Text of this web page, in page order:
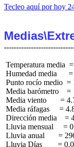
Tecleo aquí por hoy
Temperatura media
Humedad media
Punto rocío medio  =
Media barómetro    =
Media viento       =
Media ráfagas     =
Dirección media    =
Lluvia mensual     =
Lluvia anual       =
Lluvia Días        =